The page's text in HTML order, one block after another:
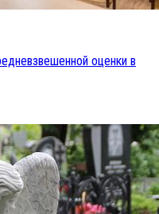
оценки в